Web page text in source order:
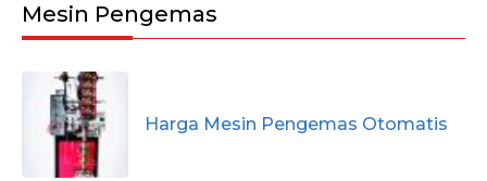
Mesin Pengemas
Harga Mesin Pengemas Otomatis